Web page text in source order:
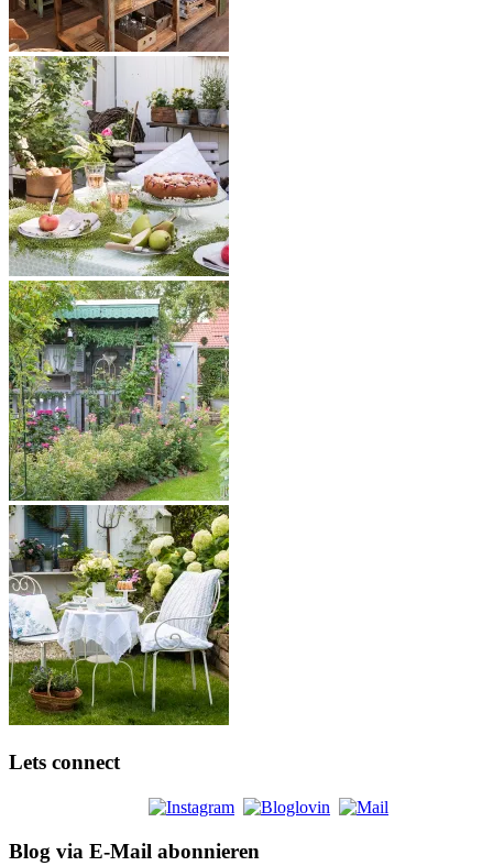
Lets connect
Blog via E-Mail abonnieren